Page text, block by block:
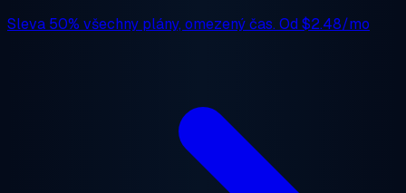
Sleva 50% všechny plány, omezený čas. Od $2.48/mo